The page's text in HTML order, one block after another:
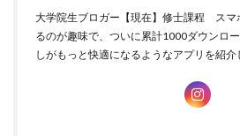
ら、データの精度が確実に上がった気
そして、個人情報は常に最新の状態に保
大学院生ブロガー【現在】修士課程 スマ
るのが趣味で、ついに累計1000ダウンロ
しがもっと快適になるようなアプリを紹介